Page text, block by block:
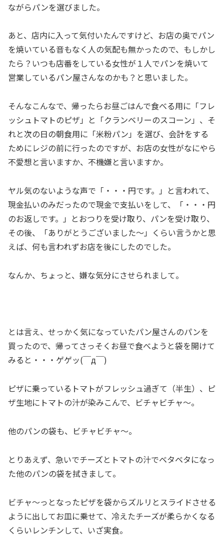
ながらパンを選びました。
あと、店内に入って気付いたんですけど、お店の奥でパン
を焼いている音もなく人の気配も無かったので、もしかし
たら？いつも店番をしている女性が１人でパンを焼いて
営業しているパン屋さんなのかも？と思いました。
そんなこんなで、帰ったらお昼ごはんで食べる用に「フレ
ッシュトマトのピザ」と「クランベリーのスコーン」、そ
れと次の日の朝食用に「米粉パン」を選び、会計をする
ためにレジの前に行ったのですが、お店の女性がなにやら
不愛想と言いますか、不機嫌と言いますか。
ヤル気のないような声で「・・・円です。」と言われて、
現金払いのみだったので現金で支払いをして、「・・・円
のお返しです。」とおつりを受け取り、パンを受け取り、
その後、「ありがとうございました～」くらい言うかと思
えば、何も言われずお店を後にしたのでした。
なんか、ちょっと、嫌な気分にさせられまして。
とは言え、せっかく気になっていたパン屋さんのパンを
買ったので、帰ってさっそくお昼で食べようと袋を開けて
みると・・・ゲゲッ(￣д￣)
ピザに乗っているトマトがフレッシュ過ぎて（半生）、ピ
ザ生地にトマトの汁が染みこんで、ビチャビチャ～。
他のパンの袋も、ビチャビチャ～。
とりあえず、急いでチーズとトマトの汁でベタベタになっ
た他のパンの袋を拭きまして。
ビチャ〜っとなったピザを袋からズルリとスライドさせる
ように出してお皿に乗せて、冷えたチーズが柔らかくなる
くらいレンチンして、いざ実食。